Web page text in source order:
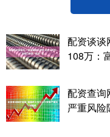
配资谈谈
108万：
配资查询
严重风险